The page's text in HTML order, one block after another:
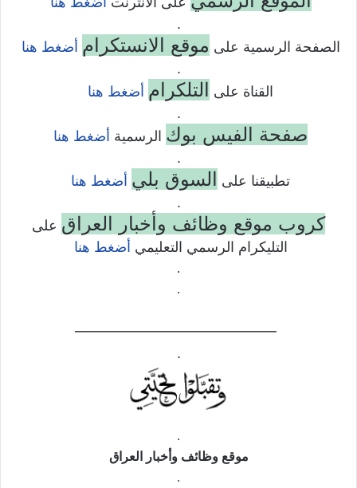
.
الصفحة الرسمية على موقع الانستكرام أضغط هنا
.
القناة على التلكرام أضغط هنا
.
صفحة الفيس بوك الرسمية أضغط هنا
.
تطبيقنا على السوق بلي أضغط هنا
.
كروب موقع وظائف وأخبار العراق على
التليكرام الرسمي التعليمي أضغط هنا
.
.
——————————–
.
.
موقع وظائف وأخبار العراق
.